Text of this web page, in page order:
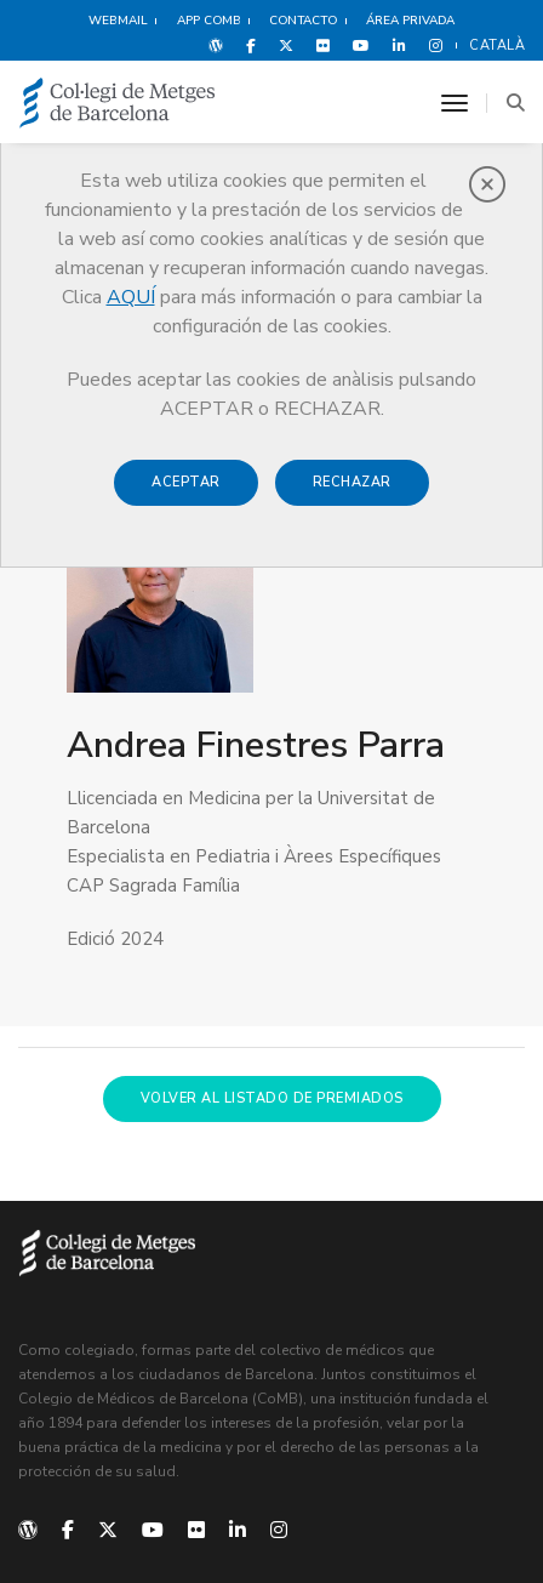
WEBMAIL APP COMB CONTACTO ÁREA PRIVADA
CATALÀ
Esta web utiliza cookies que permiten el
funcionamiento y la prestación de los servicios de
la web así como cookies analíticas y de sesión que
almacenan y recuperan información cuando navegas.
Clica AQUÍ para más información o para cambiar la
configuración de las cookies.
Puedes aceptar las cookies de anàlisis pulsando
ACEPTAR o RECHAZAR.
ACEPTAR RECHAZAR
toggle
Premios
El CoMB Guardonat Edició 2024
Guardonat Edició 2024
Andrea Finestres Parra
Llicenciada en Medicina per la Universitat de
Barcelona
Especialista en Pediatria i Àrees Específiques
CAP Sagrada Família
Edició 2024
VOLVER AL LISTADO DE PREMIADOS
Como colegiado, formas parte del colectivo de médicos que
atendemos a los ciudadanos de Barcelona. Juntos constituimos el
Colegio de Médicos de Barcelona (CoMB), una institución fundada el
año 1894 para defender los intereses de la profesión, velar por la
buena práctica de la medicina y por el derecho de las personas a la
protección de su salud.